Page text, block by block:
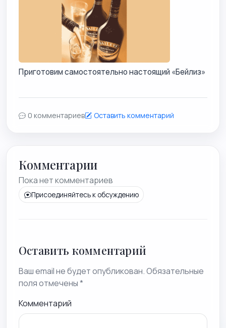
Приготовим самостоятельно настоящий «Бейлиз»
0 комментариев Оставить комментарий
Комментарии
Пока нет комментариев
Присоединяйтесь к обсуждению
Оставить комментарий
Ваш email не будет опубликован. Обязательные
поля отмечены *
Комментарий